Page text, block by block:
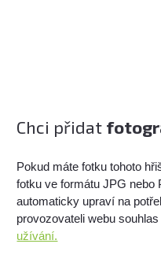
Chci přidat
Pokud máte fotku tohoto
fotku ve formátu JPG
automaticky upraví na
provozovateli webu
užívání.